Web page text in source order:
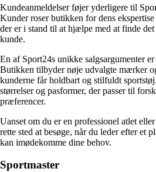
Kundeanmeldelser føjer yderligere til
Kunder roser butikken for dens
der er i stand til at hjælpe med at finde
kunde.
En af Sport24s unikke salgsargumenter
Butikken tilbyder nøje udvalgte mærker
kunderne får holdbart og stilfuldt
størrelser og pasformer, der passer til
præferencer.
Uanset om du er en professionel atlet
rette sted at besøge, når du leder efter et
kan imødekomme dine behov.
Sportmaster